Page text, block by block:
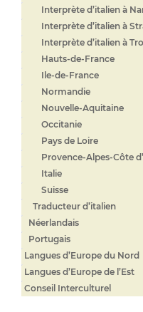
Interprète d’italien à
Interprète d’italien à
Interprète d’italien à
Hauts-de-France
Ile-de-France
Normandie
Nouvelle-Aquitaine
Occitanie
Pays de Loire
Provence-Alpes-Côte
Italie
Suisse
Traducteur d’italien
Néerlandais
Portugais
Langues d’Europe du Nord
Langues d’Europe de l’Est
Conseil Interculturel